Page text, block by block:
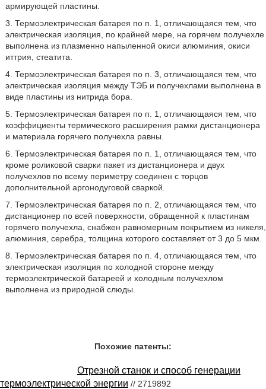
армирующей пластины.
3. Термоэлектрическая батарея по п. 1, отличающаяся тем, что
электрическая изоляция, по крайней мере, на горячем получехле
выполнена из плазменно напыленной окиси алюминия, окиси
иттрия, стеатита.
4. Термоэлектрическая батарея по п. 3, отличающаяся тем, что
электрическая изоляция между ТЭБ и получехлами выполнена в
виде пластины из нитрида бора.
5. Термоэлектрическая батарея по п. 1, отличающаяся тем, что
коэффициенты термического расширения рамки дистанционера
и материала горячего получехла равны.
6. Термоэлектрическая батарея по п. 1, отличающаяся тем, что
кроме роликовой сварки пакет из дистанционера и двух
получехлов по всему периметру соединен с торцов
дополнительной аргонодуговой сваркой.
7. Термоэлектрическая батарея по п. 2, отличающаяся тем, что
дистанционер по всей поверхности, обращенной к пластинам
горячего получехла, снабжен равномерным покрытием из никеля,
алюминия, серебра, толщина которого составляет от 3 до 5 мкм.
8. Термоэлектрическая батарея по п. 4, отличающаяся тем, что
электрическая изоляция по холодной стороне между
термоэлектрической батареей и холодным получехлом
выполнена из природной слюды.
Похожие патенты:
Отрезной станок и способ генерации
термоэлектрической энергии // 2719892